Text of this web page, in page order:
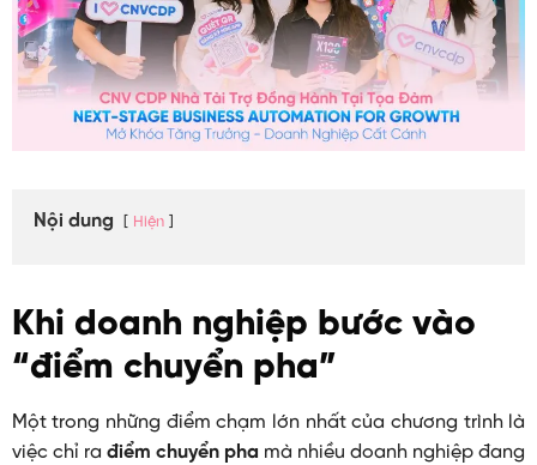
Nội dung Hiện
Khi doanh nghiệp bước vào
“điểm chuyển pha”
Một trong những điểm chạm lớn nhất của chương trình là
việc chỉ ra điểm chuyển pha mà nhiều doanh nghiệp đang